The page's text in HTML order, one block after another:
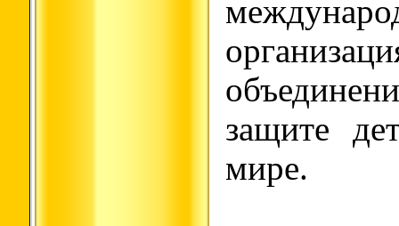
защите
мире.